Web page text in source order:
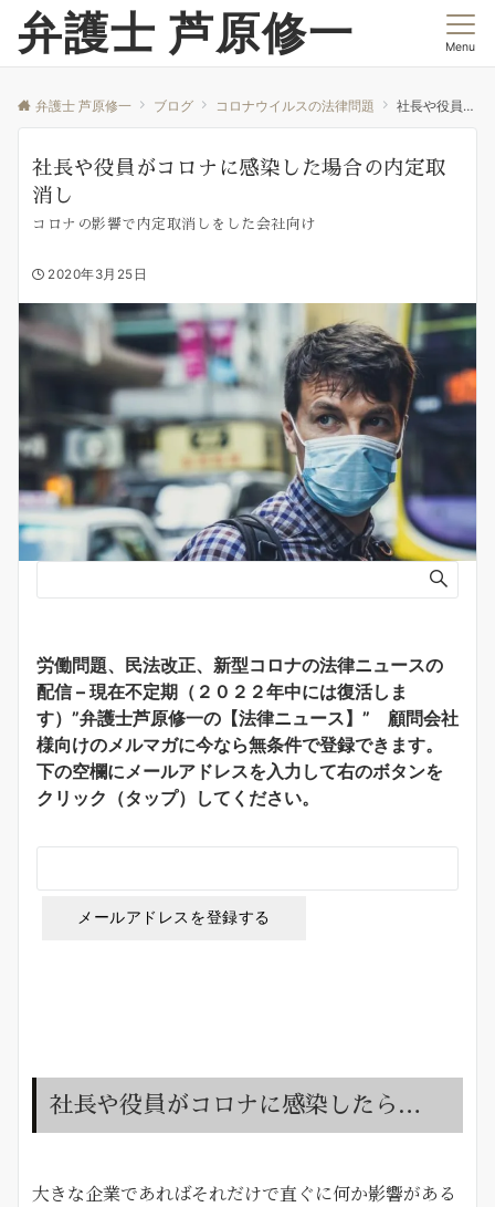
弁護士 芦原修一 Menu
弁護士 芦原修一 ブログ コロナウイルスの法律問題 社長や役員がコロナに感染した場合の内定取消し
社長や役員がコロナに感染した場合の内定取
消し
コロナの影響で内定取消しをした会社向け
2020年3月25日
労働問題、民法改正、新型コロナの法律ニュースの
配信 – 現在不定期（２０２２年中には復活しま
す）”弁護士芦原修一の【法律ニュース】” 顧問会社
様向けのメルマガに今なら無条件で登録できます。
下の空欄にメールアドレスを入力して右のボタンを
クリック（タップ）してください。
社長や役員がコロナに感染したら…
大きな企業であればそれだけで直ぐに何か影響がある